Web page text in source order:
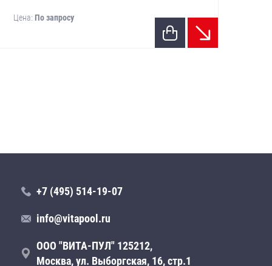
Цена: По запросу
+7 (495) 514-19-07
info@vitapool.ru
ООО "ВИТА-ПУЛ" 125212,
Москва, ул. Выборгская, 16, стр.1